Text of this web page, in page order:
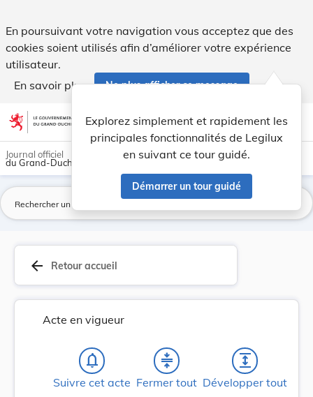
En poursuivant votre navigation vous acceptez que des
cookies soient utilisés afin d’améliorer votre expérience
utilisateur.
En savoir plus
Ne plus afficher ce message
Aller au contenu account_circle help Aide
Explorez simplement et rapidement les
principales fonctionnalités de Legilux
en suivant ce tour guidé.
Démarrer un tour guidé
light_mode dark_mode
Journal officiel
du Grand-Duché de Luxembourg
arrow_back Retour accueil
Acte en vigueur
notifications_none
Suivre cet acte
compress
Fermer tout
expand
Développer tout